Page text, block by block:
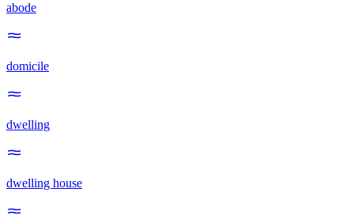
abode
domicile
dwelling
dwelling house